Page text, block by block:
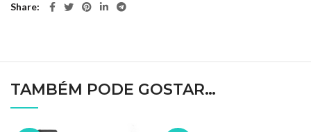
Share
TAMBÉM PODE GOSTAR…